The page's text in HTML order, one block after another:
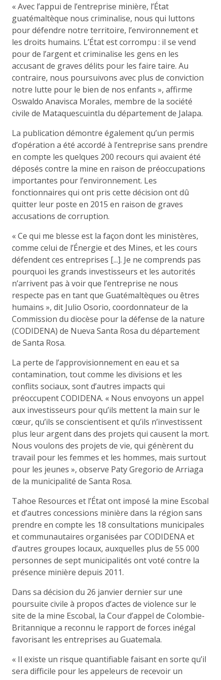
« Avec l’appui de l’entreprise minière, l’État
guatémaltèque nous criminalise, nous qui luttons
pour défendre notre territoire, l’environnement et
les droits humains. L’État est corrompu : il se vend
pour de l’argent et criminalise les gens en les
accusant de graves délits pour les faire taire. Au
contraire, nous poursuivons avec plus de conviction
notre lutte pour le bien de nos enfants », affirme
Oswaldo Anavisca Morales, membre de la société
civile de Mataquescuintla du département de Jalapa.
La publication démontre également qu’un permis
d’opération a été accordé à l’entreprise sans prendre
en compte les quelques 200 recours qui avaient été
déposés contre la mine en raison de préoccupations
importantes pour l’environnement. Les
fonctionnaires qui ont pris cette décision ont dû
quitter leur poste en 2015 en raison de graves
accusations de corruption.
« Ce qui me blesse est la façon dont les ministères,
comme celui de l’Énergie et des Mines, et les cours
défendent ces entreprises [...]. Je ne comprends pas
pourquoi les grands investisseurs et les autorités
n’arrivent pas à voir que l’entreprise ne nous
respecte pas en tant que Guatémaltèques ou êtres
humains », dit Julio Osorio, coordonnateur de la
Commission du diocèse pour la défense de la nature
(CODIDENA) de Nueva Santa Rosa du département
de Santa Rosa.
La perte de l’approvisionnement en eau et sa
contamination, tout comme les divisions et les
conflits sociaux, sont d’autres impacts qui
préoccupent CODIDENA. « Nous envoyons un appel
aux investisseurs pour qu’ils mettent la main sur le
cœur, qu’ils se conscientisent et qu’ils n’investissent
plus leur argent dans des projets qui causent la mort.
Nous voulons des projets de vie, qui génèrent du
travail pour les femmes et les hommes, mais surtout
pour les jeunes », observe Paty Gregorio de Arriaga
de la municipalité de Santa Rosa.
Tahoe Resources et l’État ont imposé la mine Escobal
et d’autres concessions minière dans la région sans
prendre en compte les 18 consultations municipales
et communautaires organisées par CODIDENA et
d’autres groupes locaux, auxquelles plus de 55 000
personnes de sept municipalités ont voté contre la
présence minière depuis 2011.
Dans sa décision du 26 janvier dernier sur une
poursuite civile à propos d’actes de violence sur le
site de la mine Escobal, la Cour d’appel de Colombie-
Britannique a reconnu le rapport de forces inégal
favorisant les entreprises au Guatemala.
« Il existe un risque quantifiable faisant en sorte qu’il
sera difficile pour les appeleurs de recevoir un